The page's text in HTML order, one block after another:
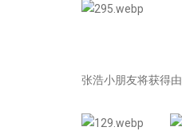
张浩小朋友将获得